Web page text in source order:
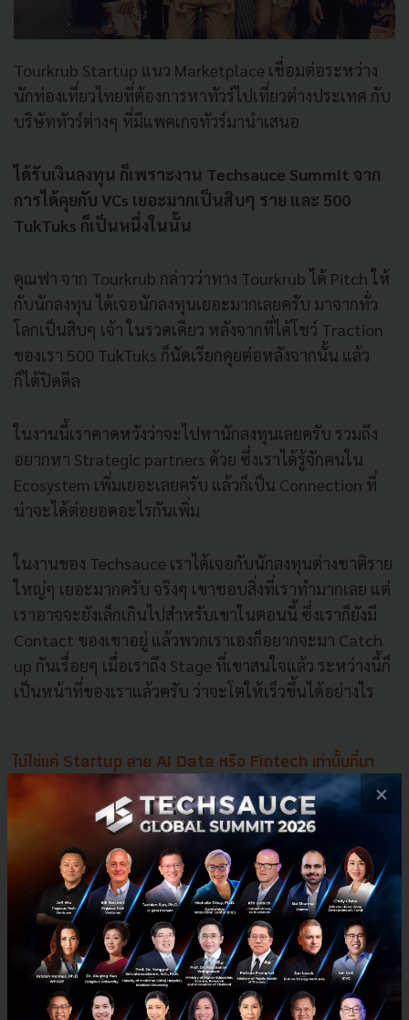
Tourkrub Startup แนว Marketplace เชื่อมต่อระหว่าง
นักท่องเที่ยวไทยที่ต้องการหาทัวร์ไปเที่ยวต่างประเทศ กับ
บริษัททัวร์ต่างๆ ที่มีแพคเกจทัวร์มานำเสนอ
ได้รับเงินลงทุน ก็เพราะงาน Techsauce Summit จาก
การได้คุยกับ VCs เยอะมากเป็นสิบๆ ราย และ 500
TukTuks ก็เป็นหนึ่งในนั้น
คุณฟา จาก Tourkrub กล่าวว่าทาง Tourkrub ได้ Pitch ให้
กับนักลงทุน ได้เจอนักลงทุนเยอะมากเลยครับ มาจากทั่ว
โลกเป็นสิบๆ เจ้า ในรวดเดียว หลังจากที่ได้โชว์ Traction
ของเรา 500 TukTuks ก็นัดเรียกคุยต่อหลังจากนั้น แล้ว
ก็ได้ปิดดีล
ในงานนี้เราคาดหวังว่าจะไปหานักลงทุนเลยครับ รวมถึง
อยากหา Strategic partners ด้วย ซึ่งเราได้รู้จักคนใน
Ecosystem เพิ่มเยอะเลยครับ แล้วก็เป็น Connection ที่
น่าจะได้ต่อยอดอะไรกันเพิ่ม
ในงานของ Techsauce เราได้เจอกับนักลงทุนต่างชาติราย
ใหญ่ๆ เยอะมากครับ จริงๆ เขาชอบสิ่งที่เราทำมากเลย แต่
เราอาจจะยังเล็กเกินไปสำหรับเขาในตอนนี้ ซึ่งเราก็ยังมี
Contact ของเขาอยู่ แล้วพวกเราเองก็อยากจะมา Catch
up กันเรื่อยๆ เมื่อเราถึง Stage ที่เขาสนใจแล้ว ระหว่างนี้ก็
เป็นหน้าที่ของเราแล้วครับ ว่าจะโตให้เร็วขึ้นได้อย่างไร
ไม่ใช่แค่ Startup สาย AI Data หรือ Fintech เท่านั้นที่มา
ร่วม ANIWARE Tech startup ผู้ให้บริการด้านการดูแล
สุขภาพสัตว์เลี้ยงก็กวาดลูกค้าไปเป็นจำนวนมากจากงาน
Techsauce Global Summit 2018 เช่นกัน
×